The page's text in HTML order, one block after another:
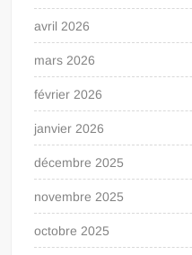
avril 2026
mars 2026
février 2026
janvier 2026
décembre 2025
novembre 2025
octobre 2025